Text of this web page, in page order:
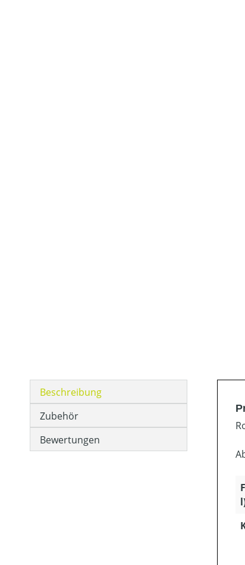
Beschreibung
Zubehör
Bewertungen